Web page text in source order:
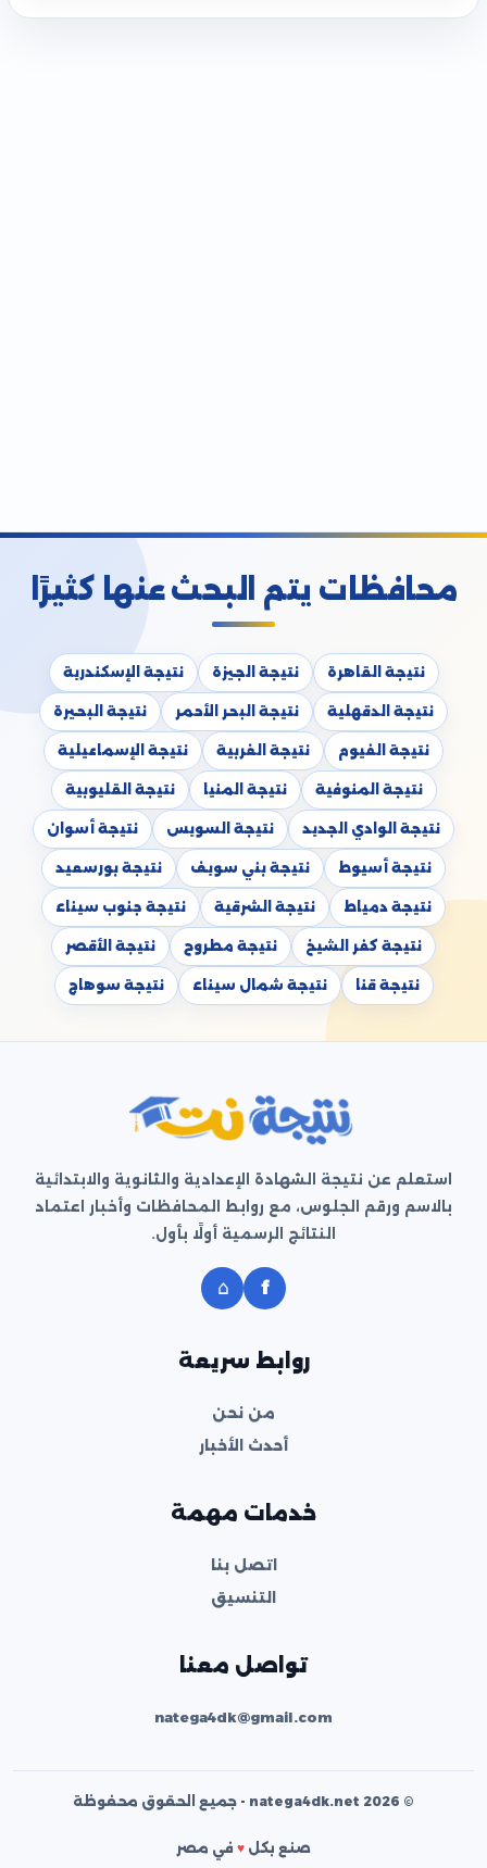
محافظات يتم البحث عنها كثيرًا
نتيجة القاهرة نتيجة الجيزة نتيجة الإسكندرية
نتيجة الدقهلية نتيجة البحر الأحمر نتيجة البحيرة
نتيجة الفيوم نتيجة الغربية نتيجة الإسماعيلية
نتيجة المنوفية نتيجة المنيا نتيجة القليوبية
نتيجة الوادي الجديد نتيجة السويس نتيجة أسوان
نتيجة أسيوط نتيجة بني سويف نتيجة بورسعيد
نتيجة دمياط نتيجة الشرقية نتيجة جنوب سيناء
نتيجة كفر الشيخ نتيجة مطروح نتيجة الأقصر
نتيجة قنا نتيجة شمال سيناء نتيجة سوهاج
استعلم عن نتيجة الشهادة الإعدادية والثانوية والابتدائية
بالاسم ورقم الجلوس، مع روابط المحافظات وأخبار اعتماد
النتائج الرسمية أولًا بأول.
f
⌂
روابط سريعة
من نحن
أحدث الأخبار
خدمات مهمة
اتصل بنا
التنسيق
تواصل معنا
natega4dk@gmail.com
© 2026 natega4dk.net - جميع الحقوق محفوظة
صنع بكل ♥ في مصر